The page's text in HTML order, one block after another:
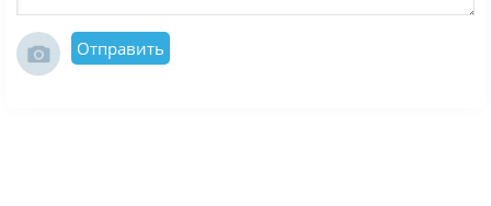
Отправить